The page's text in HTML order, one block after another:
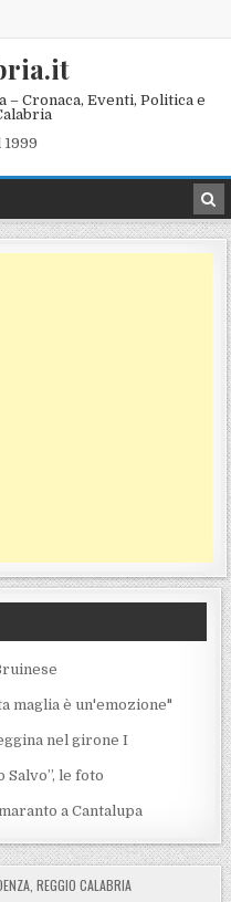
Cronaca, Eventi, Politica e
maglia è un'emozione"
nel girone I
Salvo”, le foto
a Cantalupa
, REGGIO CALABRIA